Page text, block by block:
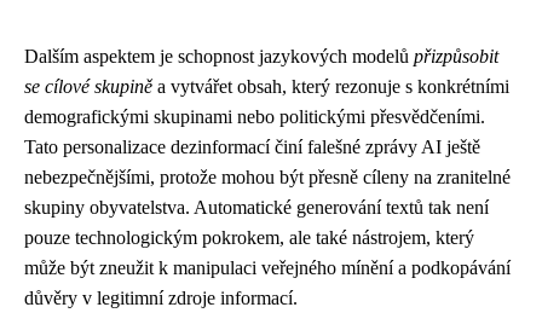
Dalším aspektem je schopnost jazykových modelů přizpůsobit
se cílové skupině a vytvářet obsah, který rezonuje s konkrétními
demografickými skupinami nebo politickými přesvědčeními.
Tato personalizace dezinformací činí falešné zprávy AI ještě
nebezpečnějšími, protože mohou být přesně cíleny na zranitelné
skupiny obyvatelstva. Automatické generování textů tak není
pouze technologickým pokrokem, ale také nástrojem, který
může být zneužit k manipulaci veřejného mínění a podkopávání
důvěry v legitimní zdroje informací.